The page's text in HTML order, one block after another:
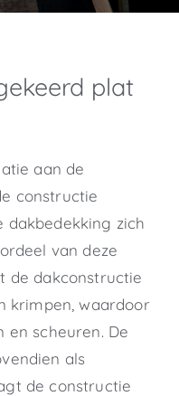
plat
aan de
constructie
dakbedekking zich
van deze
de dakconstructie
krimpen, waardoor
en scheuren. De
als
de constructie